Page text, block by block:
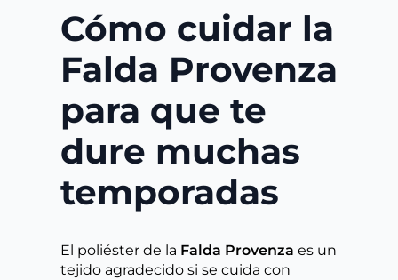
Cómo cuidar la
Falda Provenza
para que te
dure muchas
temporadas
El poliéster de la Falda Provenza es un
tejido agradecido si se cuida con